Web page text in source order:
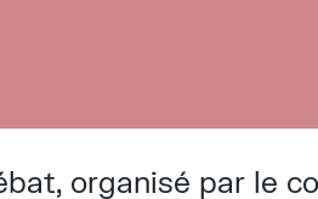
organisé par le